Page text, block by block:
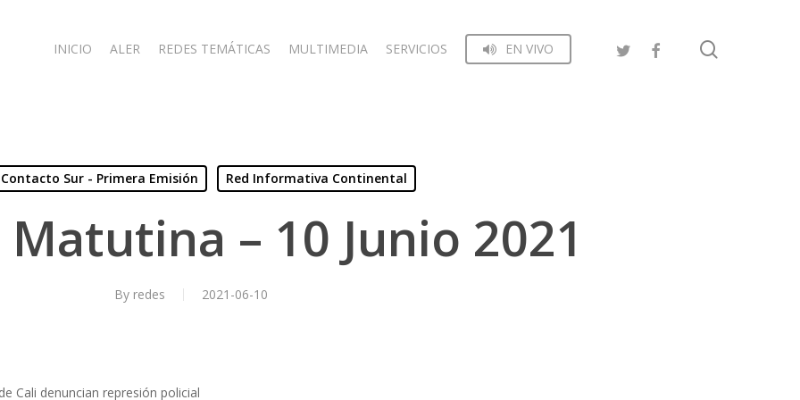
INICIO ALER REDES TEMÁTICAS MULTIMEDIA SERVICIOS EN VIVO
Contacto Sur - Primera Emisión Red Informativa Continental
– 10 Junio 2021
By redes 2021-06-10
Cali denuncian represión policial